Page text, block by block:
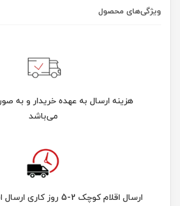
ویژگی‌های محصول
هزینه ارسال به عهده خریدار و به
می‌باشد